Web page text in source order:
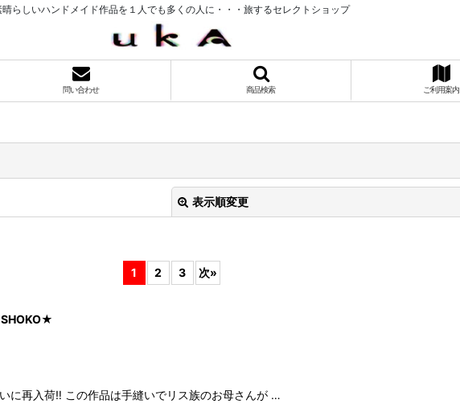
晴らしいハンドメイド作品を１人でも多くの人に・・・旅するセレクトショップ
問い合わせ 商品検索 ご利用案内
表示順変更
1 2 3 次»
に再入荷‼ この作品は手縫いでリス族のお母さんが …